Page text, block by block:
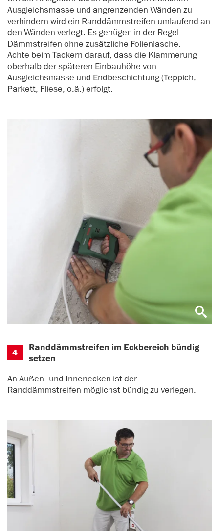
Ausgleichsmasse und angrenzenden Wänden zu
verhindern wird ein Randdämmstreifen umlaufend an
den Wänden verlegt. Es genügen in der Regel
Dämmstreifen ohne zusätzliche Folienlasche.
Achte beim Tackern darauf, dass die Klammerung
oberhalb der späteren Einbauhöhe von
Ausgleichsmasse und Endbeschichtung (Teppich,
Parkett, Fliese, o.ä.) erfolgt.
4
Randdämmstreifen im Eckbereich bündig
setzen
An Außen- und Innenecken ist der
Randdämmstreifen möglichst bündig zu verlegen.